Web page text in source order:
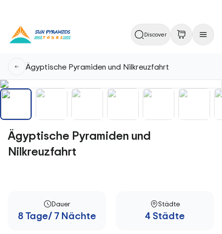
Discover
Ägyptische Pyramiden und Nilkreuzfahrt
Ägyptische Pyramiden und
Nilkreuzfahrt
Dauer
8 Tage/ 7 Nächte
Städte
4 Städte